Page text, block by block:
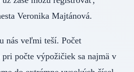
Veronika Majtánová.
nás veľmi teší. Počet
počte výpožičiek sa najmä v